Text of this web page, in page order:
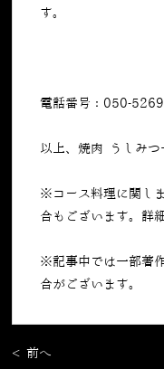
す。
電話番号：050-
以上、焼肉 うしみつ
※コース料理に関し
合もございます。詳
※記事中では一部著
合がございます。
< 前へ